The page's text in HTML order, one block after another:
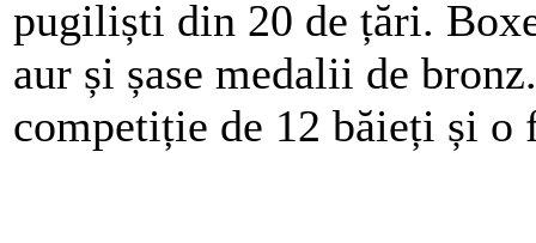
pugiliști din 20 de țări.
aur și șase medalii de
competiție de 12 băieți și o